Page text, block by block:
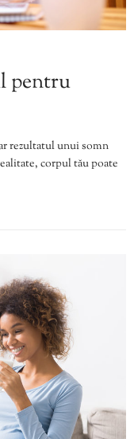
pentru
rezultatul unui somn
corpul tău poate